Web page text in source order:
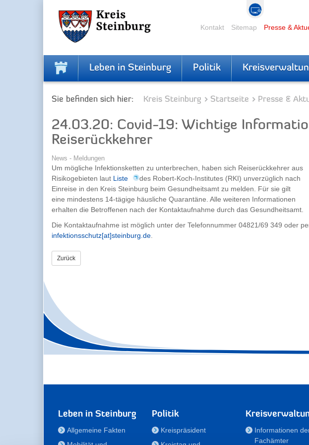
Kontakt Sitemap Presse &
Leben in Steinburg Politik
Sie befinden sich hier: Kreis Steinburg Startseite Presse &
24.03.20: Covid-19: Wichtige
Reiserückkehrer
News - Meldungen
Um mögliche Infektionsketten zu unterbrechen, haben sich Reiserückkehrer aus
Risikogebieten laut Liste
des Robert-Koch-Institutes (RKI) unverzüglich nach
Einreise in den Kreis Steinburg beim Gesundheitsamt zu melden. Für sie gilt
eine mindestens 14-tägige häusliche Quarantäne. Alle weiteren Informationen
erhalten die Betroffenen nach der Kontaktaufnahme durch das Gesundheitsamt.
Die Kontaktaufnahme ist möglich unter der Telefonnummer 04821/69 349 oder
infektionsschutz[at]steinburg.de
Zurück
Leben in Steinburg
Allgemeine Fakten
Politik
Kreispräsident
Informationen
Fachämter